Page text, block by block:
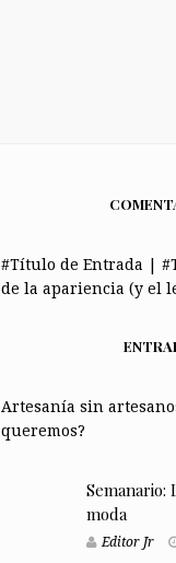
#Título de Entrada |
de la apariencia (y el
Artesanía sin
queremos?
Semanario:
moda
Editor Jr